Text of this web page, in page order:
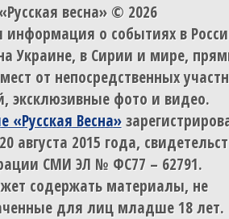
«Русская весна» © 2026
информация о событиях в
Украине, в Сирии и мире,
от непосредственных
эксклюзивные фото и видео.
«Русская Весна»
августа 2015 года,
СМИ ЭЛ № ФС77 – 62791.
содержать материалы, не
для лиц младше 18 лет.